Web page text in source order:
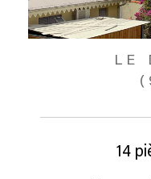
LE
14